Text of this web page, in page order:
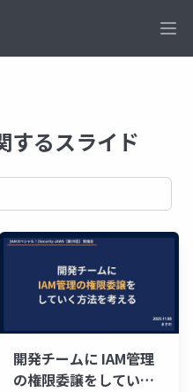
するスライド
開発チームに IAM管理
の権限委譲をしていく